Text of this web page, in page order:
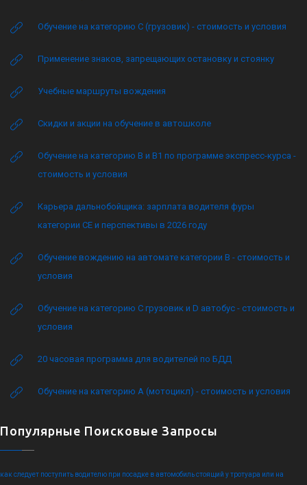
Обучение на категорию C (грузовик) - стоимость и условия
Применение знаков, запрещающих остановку и стоянку
Учебные маршруты вождения
Скидки и акции на обучение в автошколе
Обучение на категорию B и B1 по программе экспресс-курса -
стоимость и условия
Карьера дальнобойщика: зарплата водителя фуры
категории CE и перспективы в 2026 году
Обучение вождению на автомате категории B - стоимость и
условия
Обучение на категорию C грузовик и D автобус - стоимость и
условия
20 часовая программа для водителей по БДД
Обучение на категорию А (мотоцикл) - стоимость и условия
Популярные Поисковые Запросы
как следует поступить водителю при посадке в автомобиль стоящий у тротуара или на